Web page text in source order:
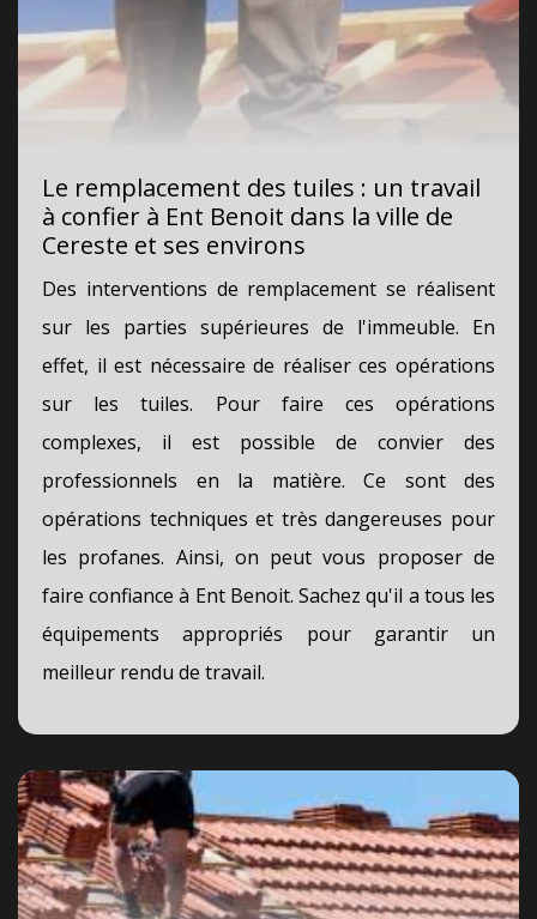
Le remplacement des tuiles : un travail
à confier à Ent Benoit dans la ville de
Cereste et ses environs
Des interventions de remplacement se réalisent
sur les parties supérieures de l'immeuble. En
effet, il est nécessaire de réaliser ces opérations
sur les tuiles. Pour faire ces opérations
complexes, il est possible de convier des
professionnels en la matière. Ce sont des
opérations techniques et très dangereuses pour
les profanes. Ainsi, on peut vous proposer de
faire confiance à Ent Benoit. Sachez qu'il a tous les
équipements appropriés pour garantir un
meilleur rendu de travail.